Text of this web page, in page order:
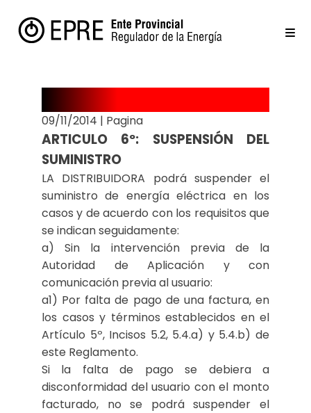
09/11/2014 | Pagina
ARTICULO 6º: SUSPENSIÓN DEL
SUMINISTRO
LA DISTRIBUIDORA podrá suspender el
suministro de energía eléctrica en los
casos y de acuerdo con los requisitos que
se indican seguidamente:
a) Sin la intervención previa de la
Autoridad de Aplicación y con
comunicación previa al usuario:
a1) Por falta de pago de una factura, en
los casos y términos establecidos en el
Artículo 5º, Incisos 5.2, 5.4.a) y 5.4.b) de
este Reglamento.
Si la falta de pago se debiera a
disconformidad del usuario con el monto
facturado, no se podrá suspender el